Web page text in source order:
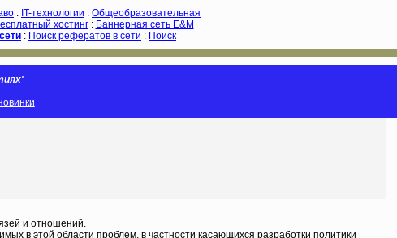
: IT-технологии : Общеобразовательная
хостинг: Баннерная сеть E&M
: Поиск рефератов в сети : Поиск
и отношений.
в этой области проблем, в частности касающихся разработки политики